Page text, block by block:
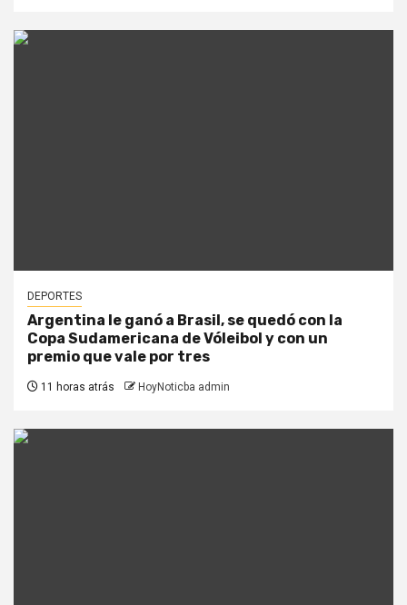
DEPORTES
Argentina le ganó a Brasil, se quedó con la
Copa Sudamericana de Vóleibol y con un
premio que vale por tres
11 horas atrás HoyNoticba admin